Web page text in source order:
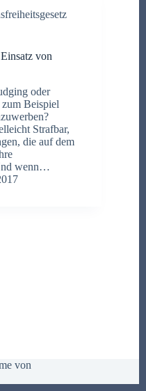
von
oder
Beispiel
Strafbar,
die auf dem
wenn…
von